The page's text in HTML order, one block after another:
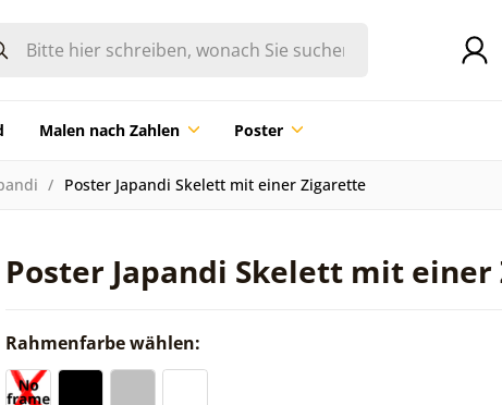
Malen nach Zahlen Poster
Poster Japandi Skelett mit einer Zigarette
Poster Japandi Skelett mit
Rahmenfarbe wählen: